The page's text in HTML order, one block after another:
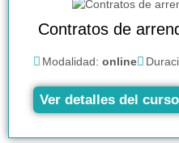
Contratos de
Modalidad: online
Ver detalles del curso